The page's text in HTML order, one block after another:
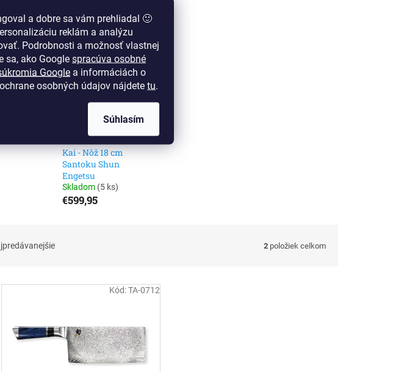
a dobre sa vám prehliadal 🙂
reklám a analýzu
Podrobnosti a možnosť vlastnej
sa, ako Google spracúva osobné
Google a informáciách o
osobných údajov nájdete tu.
Súhlasím
Kai - Nôž 18 cm
Santoku Shun
Engetsu
Skladom (5 ks)
€599,95
2 položiek celkom
Kód:TA-0712